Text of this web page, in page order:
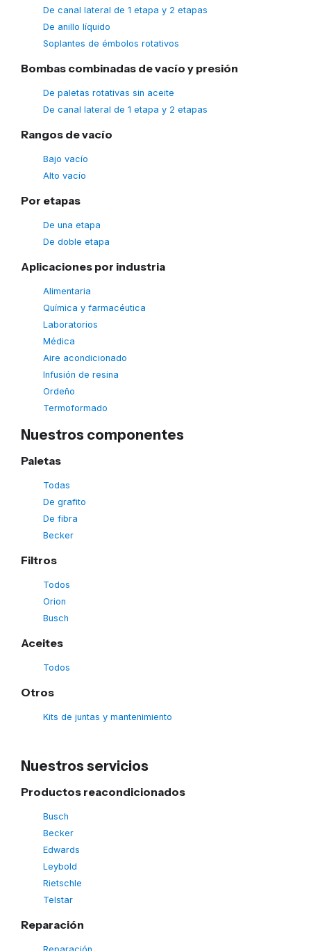
De canal lateral de 1 etapa y 2 etapas
De anillo líquido
Soplantes de émbolos rotativos
Bombas combinadas de vacío y presión
De paletas rotativas sin aceite
De canal lateral de 1 etapa y 2 etapas
Rangos de vacío
Bajo vacío
Alto vacío
Por etapas
De una etapa
De doble etapa
Aplicaciones por industria
Alimentaria
Química y farmacéutica
Laboratorios
Médica
Aire acondicionado
Infusión de resina
Ordeño
Termoformado
Nuestros componentes
Paletas
Todas
De grafito
De fibra
Becker
Filtros
Todos
Orion
Busch
Aceites
Todos
Otros
Kits de juntas y mantenimiento
Nuestros servicios
Productos reacondicionados
Busch
Becker
Edwards
Leybold
Rietschle
Telstar
Reparación